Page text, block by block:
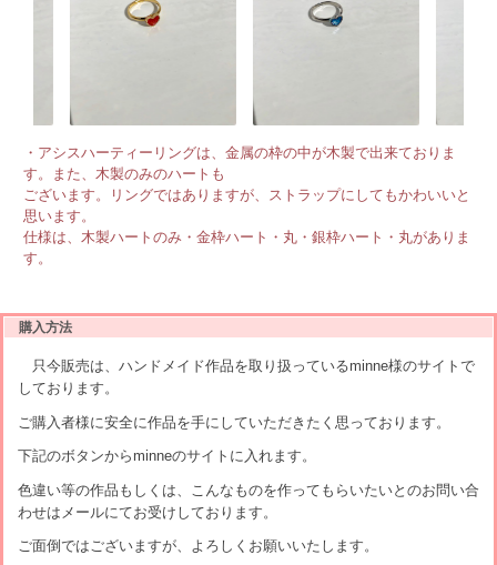
・アシスハーティーリングは、金属の枠の中が木製で出来ておりま
す。また、木製のみのハートも
ございます。リングではありますが、ストラップにしてもかわいいと
思います。
仕様は、木製ハートのみ・金枠ハート・丸・銀枠ハート・丸がありま
す。
購入方法
只今販売は、ハンドメイド作品を取り扱っているminne様のサイトで
しております。
ご購入者様に安全に作品を手にしていただきたく思っております。
下記のボタンからminneのサイトに入れます。
色違い等の作品もしくは、こんなものを作ってもらいたいとのお問い合
わせはメールにてお受けしております。
ご面倒ではございますが、よろしくお願いいたします。